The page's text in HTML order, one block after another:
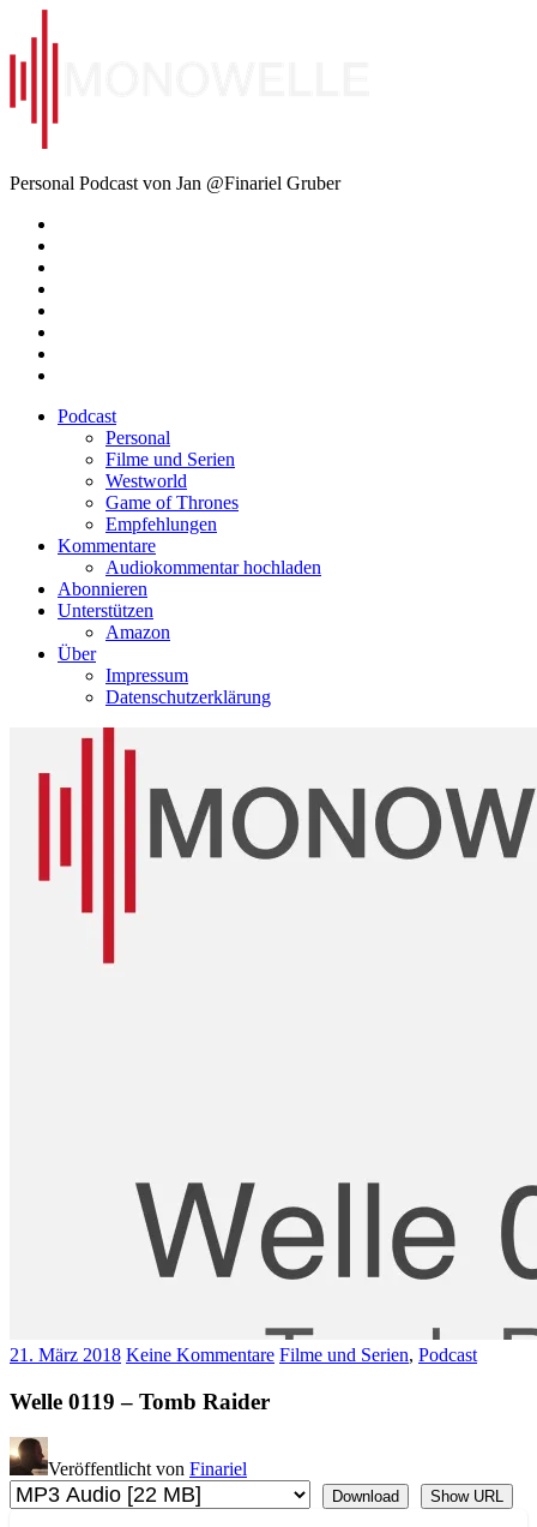
Inhalt
springen
Monowelle
Personal Podcast von Jan @Finariel Gruber
Podcast
Personal
Filme und Serien
Westworld
Game of Thrones
Empfehlungen
Kommentare
Audiokommentar hochladen
Abonnieren
Unterstützen
Amazon
Über
Impressum
Datenschutzerklärung
21. März 2018 Keine Kommentare Filme und Serien, Podcast
Welle 0119 – Tomb Raider
Veröffentlicht von Finariel
Download Show URL